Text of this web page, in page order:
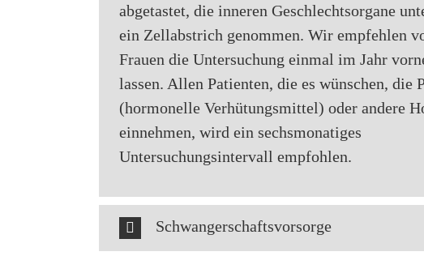
abgetastet, die inneren Geschlechtsorgane
ein Zellabstrich genommen. Wir empfehlen
Frauen die Untersuchung einmal im Jahr
lassen. Allen Patienten, die es wünschen, die
(hormonelle Verhütungsmittel) oder andere
einnehmen, wird ein sechsmonatiges
Untersuchungsintervall empfohlen.
Schwangerschaftsvorsorge